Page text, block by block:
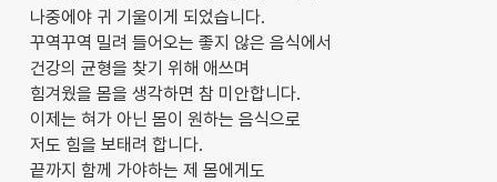
나중에야 귀 기울이게 되었습니다.
꾸역꾸역 밀려 들어오는 좋지 않은 음식에서
건강의 균형을 찾기 위해 애쓰며
힘겨웠을 몸을 생각하면 참 미안합니다.
이제는 혀가 아닌 몸이 원하는 음식으로
저도 힘을 보태려 합니다.
끝까지 함께 가야하는 제 몸에게도